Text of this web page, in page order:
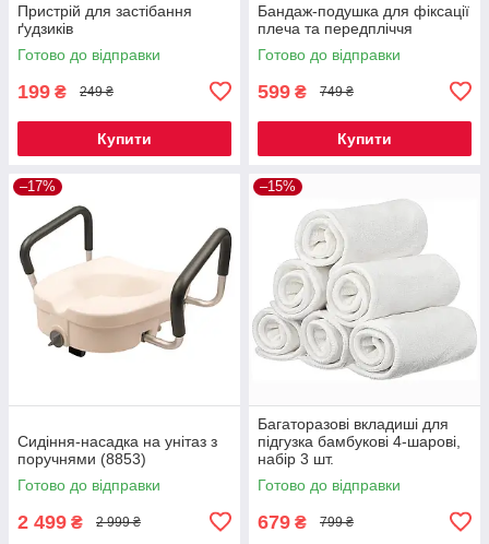
Пристрій для застібання
ґудзиків
Готово до відправки
199 ₴ 249 ₴
Купити
Бандаж-подушка для фіксації
плеча та передпліччя
Готово до відправки
599 ₴ 749 ₴
Купити
–17%
Сидіння-насадка на унітаз з
поручнями (8853)
Готово до відправки
2 499 ₴ 2 999 ₴
–15%
Багаторазові вкладиші для
підгузка бамбукові 4-шарові,
набір 3 шт.
Готово до відправки
679 ₴ 799 ₴